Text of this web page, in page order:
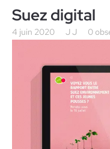
Suez digital
4 juin 2020 J J 0